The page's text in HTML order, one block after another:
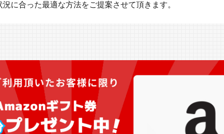
に合った最適な方法をご提案させて頂きます。